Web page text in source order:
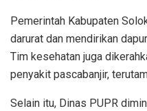
Pemerintah Kabupaten
darurat dan mendirikan
Tim kesehatan juga
penyakit pascabanjir,
Selain itu, Dinas PUPR